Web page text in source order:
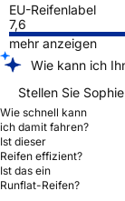
EU-Reifenlabel
7,6
mehr anzeigen
Wie kann ich
Stellen Sie
Wie schnell kann
ich damit fahren?
Ist dieser
Reifen effizient?
Ist das ein
Runflat-Reifen?